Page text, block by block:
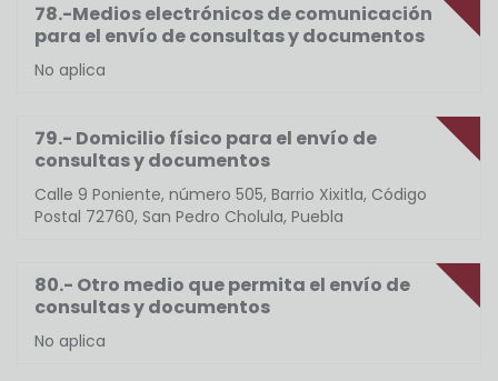
78.-Medios electrónicos de comunicación
para el envío de consultas y documentos
No aplica
79.- Domicilio físico para el envío de
consultas y documentos
Calle 9 Poniente, número 505, Barrio Xixitla, Código
Postal 72760, San Pedro Cholula, Puebla
80.- Otro medio que permita el envío de
consultas y documentos
No aplica